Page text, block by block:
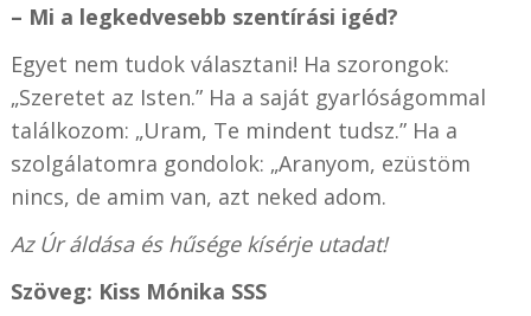
– Mi a legkedvesebb szentírási igéd?
Egyet nem tudok választani! Ha szorongok:
„Szeretet az Isten.” Ha a saját gyarlóságommal
találkozom: „Uram, Te mindent tudsz.” Ha a
szolgálatomra gondolok: „Aranyom, ezüstöm
nincs, de amim van, azt neked adom.
Az Úr áldása és hűsége kísérje utadat!
Szöveg: Kiss Mónika SSS